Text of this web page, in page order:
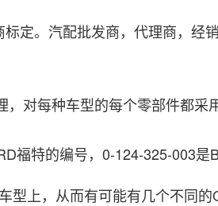
定。汽配批发商，代理商，经
对每种车型的每个零部件都
特的编号，0-124-325-003
型上，从而有可能有几个不同的